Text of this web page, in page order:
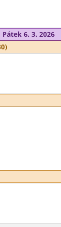
Pátek 6. 3. 2026